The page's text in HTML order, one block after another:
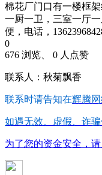
棉花厂门口有一楼框
一厨一卫，三室一厅
便，电话，
0
676 浏览、 0 人点赞
联系人：秋菊飘香
联系时请告知在辉腾
如遇无效、虚假、诈
为了您的资金安全，